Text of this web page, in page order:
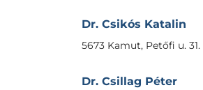
Dr. Csikós Katalin
5673 Kamut, Petőfi u. 31.
Dr. Csillag Péter